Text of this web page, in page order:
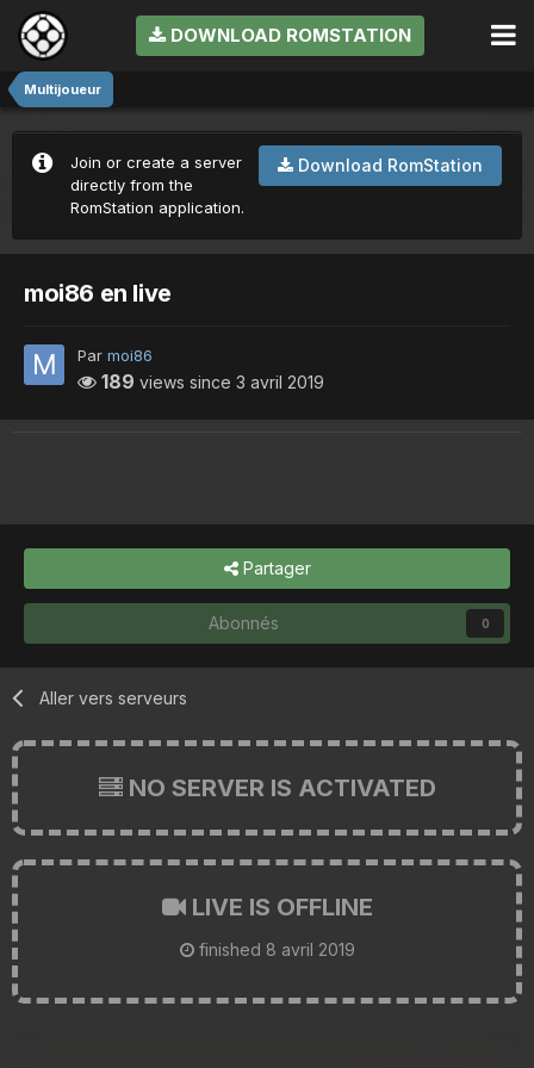
DOWNLOAD ROMSTATION
Multijoueur
Download RomStation
Join or create a server
directly from the
RomStation application.
moi86 en live
Par moi86
189 views since 3 avril 2019
Partager
Abonnés 0
Aller vers serveurs
NO SERVER IS ACTIVATED
LIVE IS OFFLINE
finished 8 avril 2019